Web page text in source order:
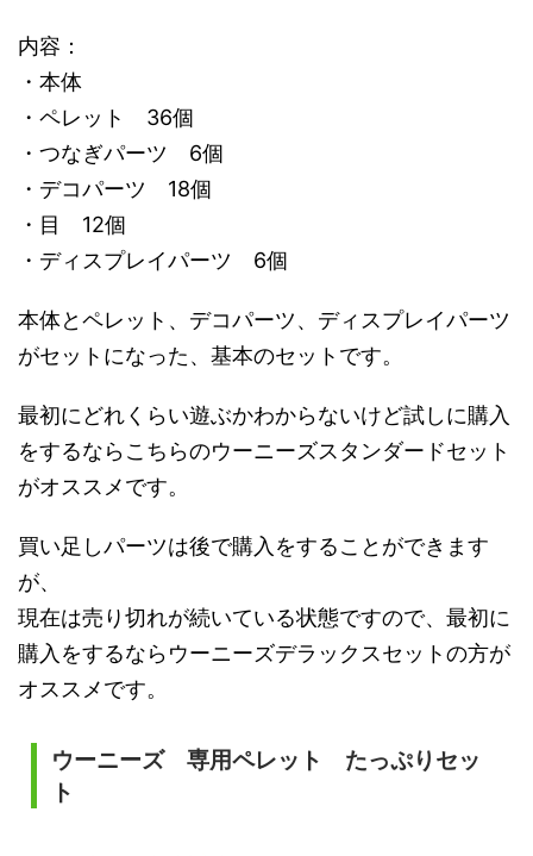
内容：
・本体
・ペレット 36個
・つなぎパーツ 6個
・デコパーツ 18個
・目 12個
・ディスプレイパーツ 6個
本体とペレット、デコパーツ、ディスプレイパーツ
がセットになった、基本のセットです。
最初にどれくらい遊ぶかわからないけど試しに購入
をするならこちらのウーニーズスタンダードセット
がオススメです。
買い足しパーツは後で購入をすることができます
が、
現在は売り切れが続いている状態ですので、最初に
購入をするならウーニーズデラックスセットの方が
オススメです。
ウーニーズ 専用ペレット たっぷりセッ
ト